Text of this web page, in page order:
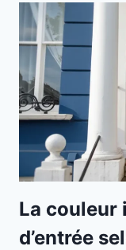
La couleur
d’entrée